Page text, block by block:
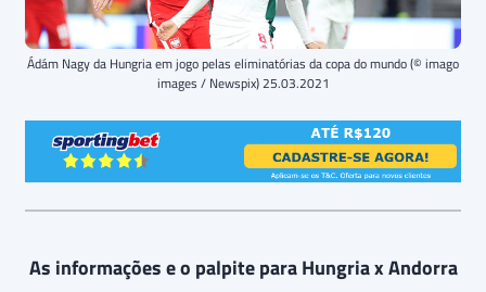
Ádám Nagy da Hungria em jogo pelas eliminatórias da copa do mundo (© imago
images / Newspix) 25.03.2021
As informações e o palpite para Hungria x Andorra